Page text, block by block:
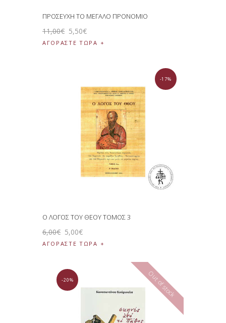
ΠΡΟΣΕΥΧΗ ΤΟ ΜΕΓΑΛΟ ΠΡΟΝΟΜΙΟ
11,00€ 5,50€
ΑΓΟΡΑΣΤΕ ΤΩΡΑ
-17%
Ο ΛΟΓΟΣ ΤΟΥ ΘΕΟΥ ΤΟΜΟΣ 3
6,00€ 5,00€
ΑΓΟΡΑΣΤΕ ΤΩΡΑ
Out of stock
-20%